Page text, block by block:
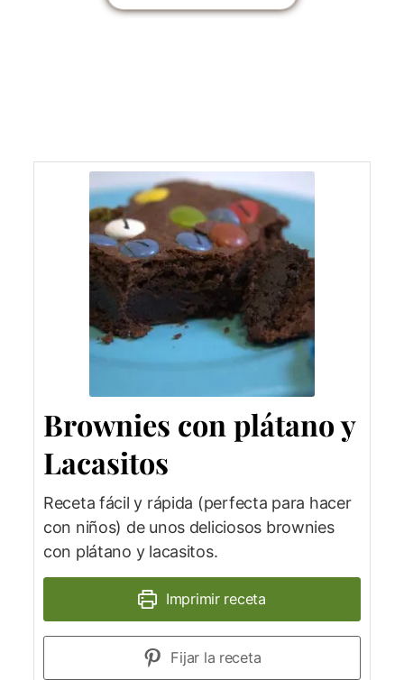
Brownies con plátano y
Lacasitos
Receta fácil y rápida (perfecta para hacer
con niños) de unos deliciosos brownies
con plátano y lacasitos.
Imprimir receta
Fijar la receta